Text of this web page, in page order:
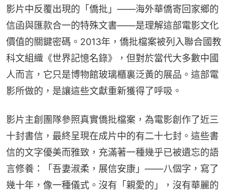
影片中反覆出現的「僑批」——海外華僑寄回家鄉的
信函與匯款合一的特殊文書——是理解這部電影文化
價值的關鍵密碼。2013年，僑批檔案被列入聯合國教
科文組織《世界記憶名錄》，但對於當代大多數中國
人而言，它只是博物館玻璃櫃裏泛黃的展品。這部電
影所做的，是讓這些文獻重新獲得了呼吸。
影片主創團隊參照真實僑批檔案，為電影創作了近三
十封書信，最終呈現在成片中的有二十七封。這些書
信的文字優美而雅致，充滿著一種幾乎已被遺忘的語
言修養：「吾妻淑柔，展信安康」——八個字，寫了
幾十年，像一種儀式。沒有「親愛的」，沒有華麗的